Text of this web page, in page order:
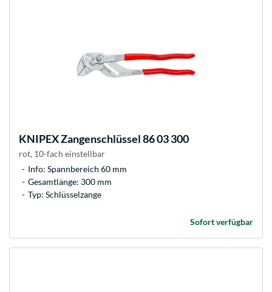
KNIPEXZangenschlüssel 86 03 300
rot, 10-fach einstellbar
Info: Spannbereich 60 mm
Gesamtlänge: 300 mm
Typ: Schlüsselzange
Sofort verfügbar